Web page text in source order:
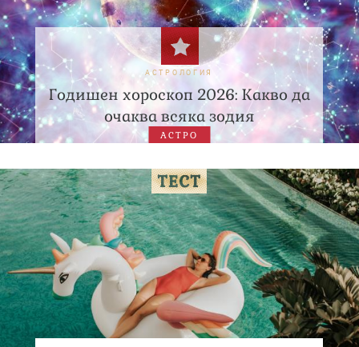
АСТРОЛОГИЯ
Годишен хороскоп 2026: Какво да
очаква всяка зодия
АСТРО